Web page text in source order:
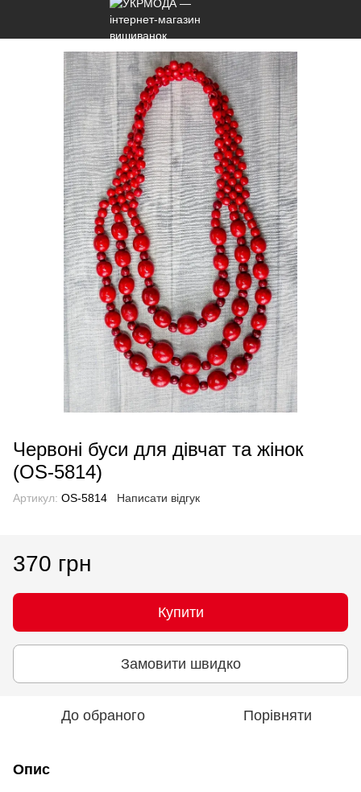
Червоні буси для дівчат та жінок
(OS-5814)
Артикул: OS-5814 Написати відгук
370 грн
Купити
Замовити швидко
До обраного Порівняти
Опис